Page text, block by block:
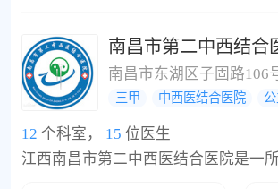
南昌市第二中西结合
南昌市东湖区子固路106
三甲 中西医结合医院
12 个科室， 15 位医生